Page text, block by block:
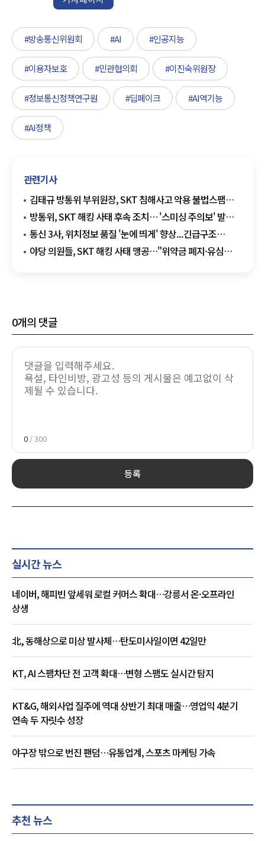
#방송통신위원회 #AI #인공지능
#이용자보호 #민관협의회 #이진숙위원장
#정보통신정책연구원 #딥페이크 #AI역기능
#AI정책
관련기사
김태규 방통위 부위원장, SKT 침해사고 악용 불법스팸
대응 현장 점검
방통위, SKT 해킹 사태 후속 조치… '스미싱 주의보' 발령·
특별점검 착수
통신 3사, 위치정보 품질 '눈에 띄게' 향상...긴급구조
'골든타임' 확보 청신호
야당 의원들, SKT 해킹 사태 맹공…"위약금 폐지·유심
0개의 댓글
0 / 300
등록
실시간 뉴스
네이버, 해피빈 앞세워 로컬 커머스 확대…강릉서 온·오프라인
상생
北, 동해상으로 미상 발사체…탄도미사일이면 42일만
KT, AI 스팸차단 전 고객 확대…변형 스팸도 실시간 탐지
KT&G, 해외사업 질주에 역대 상반기 최대 매출…영업익 4분기
연속 두 자릿수 성장
야구장 밖으로 번진 팬덤…유통업계, 스포츠 마케팅 가속
추천 뉴스